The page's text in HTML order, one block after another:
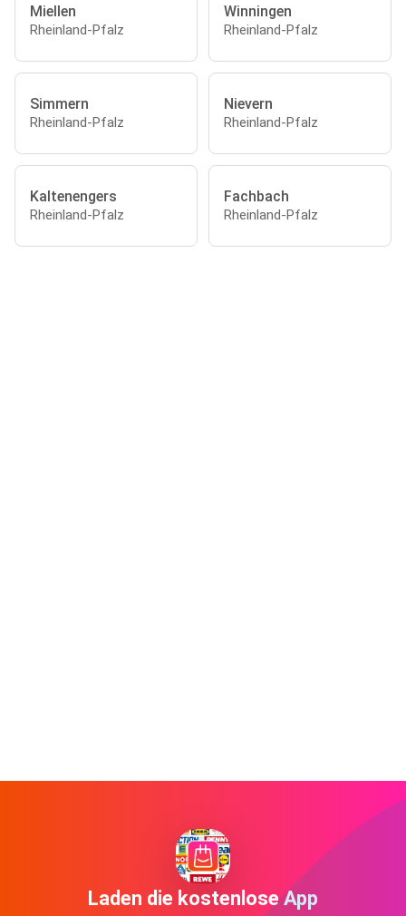
Miellen
Rheinland-Pfalz
Winningen
Rheinland-Pfalz
Simmern
Rheinland-Pfalz
Nievern
Rheinland-Pfalz
Kaltenengers
Rheinland-Pfalz
Fachbach
Rheinland-Pfalz
Laden die kostenlose App